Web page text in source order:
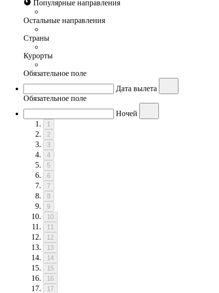
Популярные направления
Остальные направления
Страны
Курорты
Обязательное поле
Дата вылета
Обязательное поле
Ночей
1
2
3
4
5
6
7
8
9
10
11
12
13
14
15
16
17